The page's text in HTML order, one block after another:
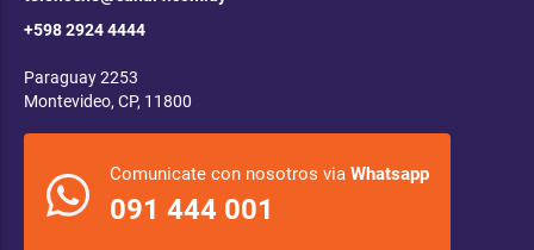
+598 2924 4444
Paraguay 2253
Montevideo, CP, 11800
Comunicate con nosotros via Whatsapp
091 444 001